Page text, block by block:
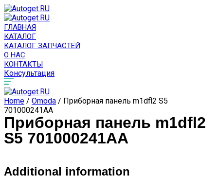
ГЛАВНАЯ
КАТАЛОГ
КАТАЛОГ ЗАПЧАСТЕЙ
О НАС
КОНТАКТЫ
Консультация
Home / Omoda / Приборная панель m1dfl2 S5
701000241AA
Приборная панель m1dfl2
S5 701000241AA
Additional information